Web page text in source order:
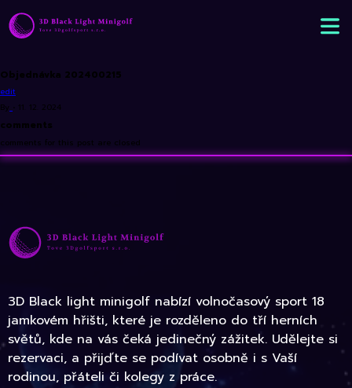
Objednávka 202400215
edit
By • 11. 12. 2024
comments
comments for this post are closed
3D Black light minigolf nabízí volnočasový sport 18
jamkovém hřišti, které je rozděleno do tří herních
světů, kde na vás čeká jedinečný zážitek. Udělejte si
rezervaci, a přijďte se podívat osobně i s Vaší
rodinou, přáteli či kolegy z práce.